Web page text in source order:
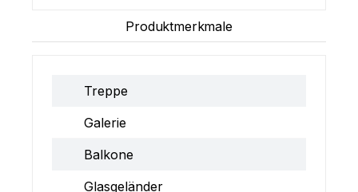
Produktmerkmale
Treppe
Galerie
Balkone
Glasgeländer